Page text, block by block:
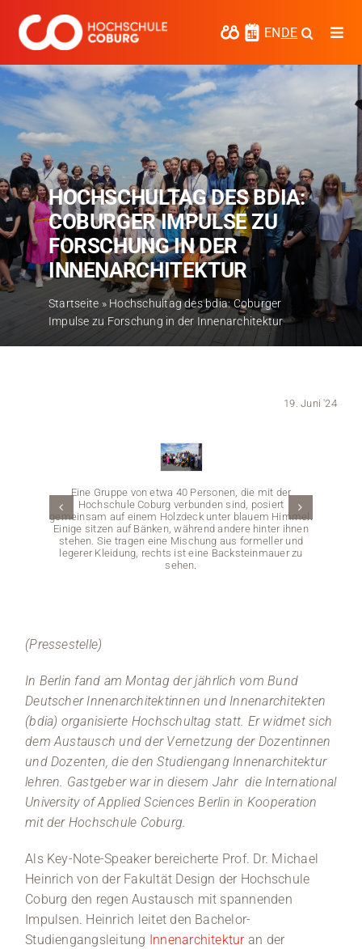
Inhalt
springen
ENDE
Studieren
Forschen
Kooperieren
Hochschule Coburg
Regionalentwicklung
Entdecke die Region
Informationen für …
Veranstaltungen
HOCHSCHULTAG DES BDIA:
COBURGER IMPULSE ZU
FORSCHUNG IN DER
INNENARCHITEKTUR
Startseite » Hochschultag des bdia: Coburger
Impulse zu Forschung in der Innenarchitektur
19. Juni '24
Eine Gruppe von etwa 40 Personen, die mit der
Hochschule Coburg verbunden sind, posiert
gemeinsam auf einem Holzdeck unter blauem Himmel.
Einige sitzen auf Bänken, während andere hinter ihnen
stehen. Sie tragen eine Mischung aus formeller und
legerer Kleidung, rechts ist eine Backsteinmauer zu
sehen.
(Pressestelle)
In Berlin fand am Montag der jährlich vom Bund
Deutscher Innenarchitektinnen und Innenarchitekten
(bdia) organisierte Hochschultag statt. Er widmet sich
dem Austausch und der Vernetzung der Dozentinnen
und Dozenten, die den Studiengang Innenarchitektur
lehren. Gastgeber war in diesem Jahr die International
University of Applied Sciences Berlin in Kooperation
mit der Hochschule Coburg.
Als Key-Note-Speaker bereicherte Prof. Dr. Michael
Heinrich von der Fakultät Design der Hochschule
Coburg den regen Austausch mit spannenden
Impulsen. Heinrich leitet den Bachelor-
Studiengangsleitung Innenarchitekturan der